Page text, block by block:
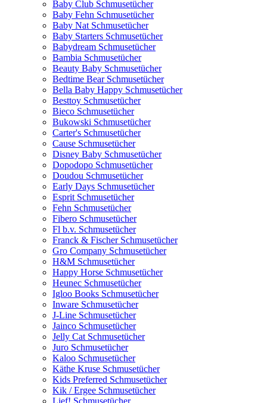
Baby Club Schmusetücher
Baby Fehn Schmusetücher
Baby Nat Schmusetücher
Baby Starters Schmusetücher
Babydream Schmusetücher
Bambia Schmusetücher
Beauty Baby Schmusetücher
Bedtime Bear Schmusetücher
Bella Baby Happy Schmusetücher
Besttoy Schmusetücher
Bieco Schmusetücher
Bukowski Schmusetücher
Carter's Schmusetücher
Cause Schmusetücher
Disney Baby Schmusetücher
Dopodopo Schmusetücher
Doudou Schmusetücher
Early Days Schmusetücher
Esprit Schmusetücher
Fehn Schmusetücher
Fibero Schmusetücher
Fl b.v. Schmusetücher
Franck & Fischer Schmusetücher
Gro Company Schmusetücher
H&M Schmusetücher
Happy Horse Schmusetücher
Heunec Schmusetücher
Igloo Books Schmusetücher
Inware Schmusetücher
J-Line Schmusetücher
Jainco Schmusetücher
Jelly Cat Schmusetücher
Juro Schmusetücher
Kaloo Schmusetücher
Käthe Kruse Schmusetücher
Kids Preferred Schmusetücher
Kik / Ergee Schmusetücher
Lief! Schmusetücher